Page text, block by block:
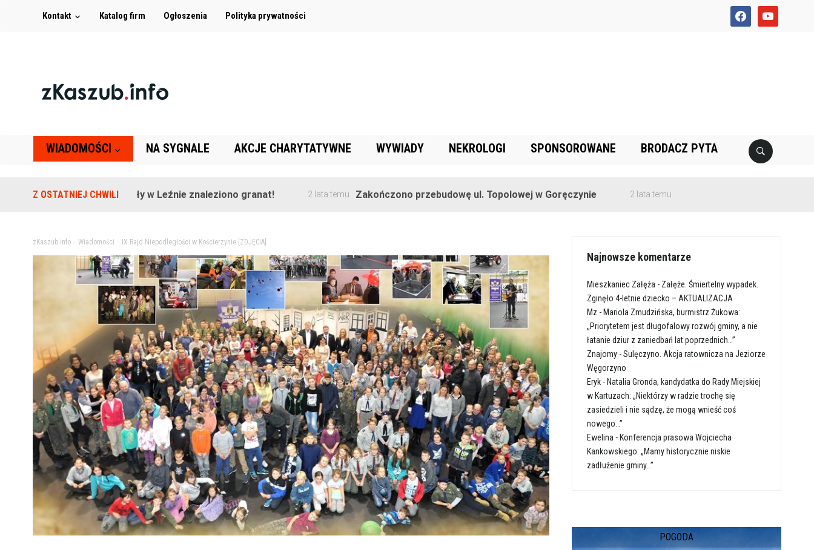
facebookyoutube
Kontakt Katalog firm Ogłoszenia Polityka prywatności
WIADOMOŚCI NA SYGNALE AKCJE CHARYTATYWNE WYWIADY NEKROLOGI SPONSOROWANE BRODACZ PYTA
Z OSTATNIEJ CHWILI
Na terenie szkoły w Leźnie znaleziono granat! 2 lata temu Zakończono przebudowę ul. Topolowej w Goręczynie 2 lata temu
zKaszub.info> Wiadomości IX Rajd Niepodległości w Kościerzynie [ZDJĘCIA]
Najnowsze komentarze
Mieszkaniec Załęża - Załęże. Śmiertelny wypadek.
Zginęło 4-letnie dziecko – AKTUALIZACJA
Mz - Mariola Zmudzińska, burmistrz Żukowa:
„Priorytetem jest długofalowy rozwój gminy, a nie
łatanie dziur z zaniedbań lat poprzednich…”
Znajomy -Sulęczyno. Akcja ratownicza na Jeziorze
Węgorzyno
Eryk - Natalia Gronda, kandydatka do Rady Miejskiej
w Kartuzach: „Niektórzy w radzie trochę się
zasiedzieli i nie sądzę, że mogą wnieść coś
nowego…”
Ewelina - Konferencja prasowa Wojciecha
Kankowskiego: „Mamy historycznie niskie
zadłużenie gminy…”
POGODA